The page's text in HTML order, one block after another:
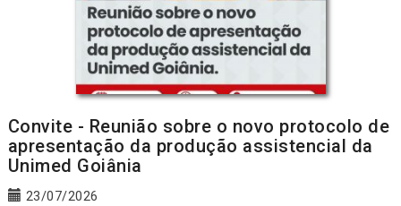
Convite - Reunião sobre o novo protocolo de
apresentação da produção assistencial da
Unimed Goiânia
23/07/2026